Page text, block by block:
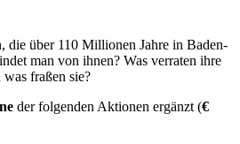
die über 110 Millionen Jahre in Baden-
man von ihnen? Was verraten ihre
fraßen sie?
der folgenden Aktionen ergänzt (€